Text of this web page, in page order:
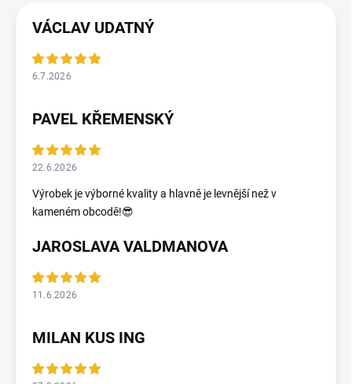
VÁCLAV UDATNÝ
6.7.2026
PAVEL KŘEMENSKÝ
22.6.2026
Výrobek je výborné kvality a hlavně je levnější než v
kameném obcodě!😎
JAROSLAVA VALDMANOVA
11.6.2026
MILAN KUS ING